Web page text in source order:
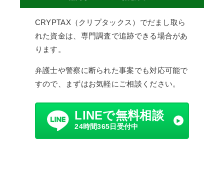
CRYPTAX（クリプタックス）でだまし取ら
れた資金は、専門調査で追跡できる場合があ
ります。
弁護士や警察に断られた事案でも対応可能で
すので、まずはお気軽にご相談ください。
LINEで無料相談
24時間365日受付中